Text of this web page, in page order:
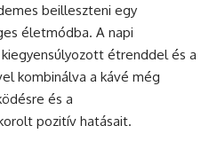
beilleszteni egy
életmódba. A napi
étrenddel és a
kombinálva a kávé még
és a
pozitív hatásait.